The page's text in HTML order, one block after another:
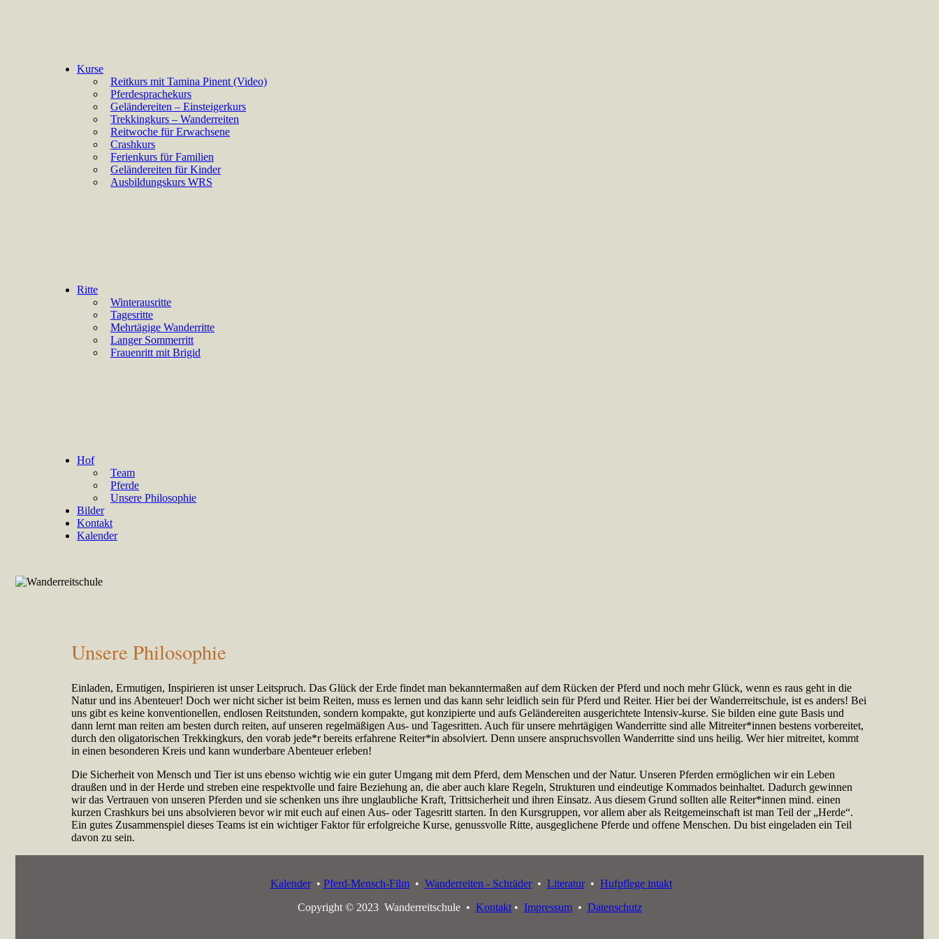
Kurse
Reitkurs mit Tamina Pinent (Video)
Pferdesprachekurs
Geländereiten – Einsteigerkurs
Trekkingkurs – Wanderreiten
Reitwoche für Erwachsene
Crashkurs
Ferienkurs für Familien
Geländereiten für Kinder
Ausbildungskurs WRS
Ritte
Winterausritte
Tagesritte
Mehrtägige Wanderritte
Langer Sommerritt
Frauenritt mit Brigid
Hof
Team
Pferde
Unsere Philosophie
Bilder
Kontakt
Kalender
Unsere Philosophie
Einladen, Ermutigen, Inspirieren ist unser Leitspruch. Das Glück der Erde findet man bekanntermaßen auf dem Rücken der Pferd und noch mehr Glück, wenn es raus geht in die
Natur und ins Abenteuer! Doch wer nicht sicher ist beim Reiten, muss es lernen und das kann sehr leidlich sein für Pferd und Reiter. Hier bei der Wanderreitschule, ist es anders! Bei
uns gibt es keine konventionellen, endlosen Reitstunden, sondern kompakte, gut konzipierte und aufs Geländereiten ausgerichtete Intensiv-kurse. Sie bilden eine gute Basis und
dann lernt man reiten am besten durch reiten, auf unseren regelmäßigen Aus- und Tagesritten. Auch für unsere mehrtägigen Wanderritte sind alle Mitreiter*innen bestens vorbereitet,
durch den oligatorischen Trekkingkurs, den vorab jede*r bereits erfahrene Reiter*in absolviert. Denn unsere anspruchsvollen Wanderritte sind uns heilig. Wer hier mitreitet, kommt
in einen besonderen Kreis und kann wunderbare Abenteuer erleben!
Die Sicherheit von Mensch und Tier ist uns ebenso wichtig wie ein guter Umgang mit dem Pferd, dem Menschen und der Natur. Unseren Pferden ermöglichen wir ein Leben
draußen und in der Herde und streben eine respektvolle und faire Beziehung an, die aber auch klare Regeln, Strukturen und eindeutige Kommados beinhaltet. Dadurch gewinnen
wir das Vertrauen von unseren Pferden und sie schenken uns ihre unglaubliche Kraft, Trittsicherheit und ihren Einsatz. Aus diesem Grund sollten alle Reiter*innen mind. einen
kurzen Crashkurs bei uns absolvieren bevor wir mit euch auf einen Aus- oder Tagesritt starten. In den Kursgruppen, vor allem aber als Reitgemeinschaft ist man Teil der „Herde“.
Ein gutes Zusammenspiel dieses Teams ist ein wichtiger Faktor für erfolgreiche Kurse, genussvolle Ritte, ausgeglichene Pferde und offene Menschen. Du bist eingeladen ein Teil
davon zu sein.
Kalender• Pferd-Mensch-Film• Wanderreiten - Schräder• Literatur• Hufpflege intakt
Copyright © 2023 Wanderreitschule • Kontakt• Impressum• Datenschutz